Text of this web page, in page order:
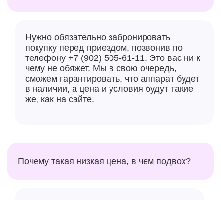
Нужно обязательно забронировать
покупку перед приездом, позвонив по
телефону +7 (902) 505-61-11. Это вас ни к
чему не обяжет. Мы в свою очередь,
сможем гарантировать, что аппарат будет
в наличии, а цена и условия будут такие
же, как на сайте.
Почему такая низкая цена, в чем подвох?